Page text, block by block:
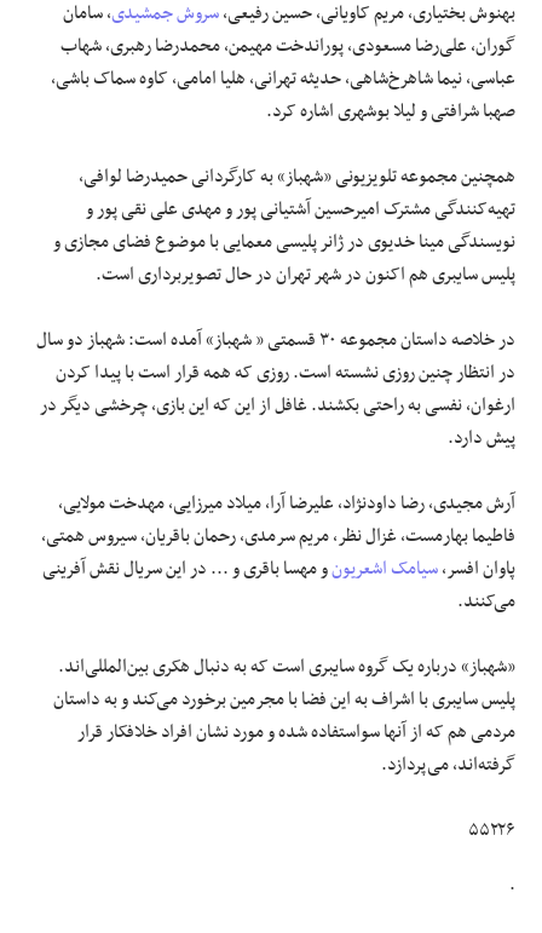
بهنوش بختیاری، مریم کاویانی، حسین رفیعی،سروش جمشیدی، سامان
گوران، علی‌رضا مسعودی، پوراندخت مهیمن، محمدرضا رهبری، شهاب
عباسی، نیما شاهرخ‌شاهی، حدیثه تهرانی، هلیا امامی، کاوه سماک باشی،
صهبا شرافتی و لیلا بوشهری اشاره کرد.
همچنین مجموعه تلویزیونی «شهباز» به کارگردانی حمیدرضا لوافی،
تهیه‌کنندگی مشترک امیرحسین آشتیانی پور و مهدی علی نقی پور و
نویسندگی مینا خدیوی در ژانر پلیسی معمایی با موضوع فضای مجازی و
پلیس سایبری هم اکنون در شهر تهران در حال تصویربرداری است.
در خلاصه داستان مجموعه ۳۰ قسمتی « شهباز» آمده است: شهباز دو سال
در انتظار چنین روزی نشسته است. روزی که همه قرار است با پیدا کردن
ارغوان، نفسی به راحتی بکشند. غافل از این که این بازی، چرخشی دیگر در
پیش دارد.
آرش مجیدی، رضا داودنژاد، علیرضا آرا، میلاد میرزایی، مهدخت مولایی،
فاطیما بهارمست، غزال نظر، مریم سرمدی، رحمان باقریان، سیروس همتی،
پاوان افسر،سیامک اشعریونو مهسا باقری و ... در این سریال نقش آفرینی
می‌کنند.
«شهباز» درباره یک گروه سایبری است که به دنبال هکری بین‌المللی‌اند.
پلیس سایبری با اشراف به این فضا با مجرمین برخورد می‌کند و به داستان
مردمی هم که از آنها سواستفاده شده و مورد نشان افراد خلافکار قرار
گرفته‌اند، می‌پردازد.
۵۵۲۲۶
.